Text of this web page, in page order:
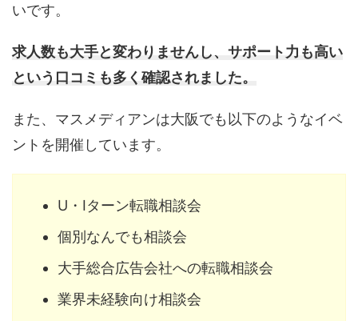
いです。
求人数も大手と変わりませんし、サポート力も高い
という口コミも多く確認されました。
また、マスメディアンは大阪でも以下のようなイベ
ントを開催しています。
U・Iターン転職相談会
個別なんでも相談会
大手総合広告会社への転職相談会
業界未経験向け相談会